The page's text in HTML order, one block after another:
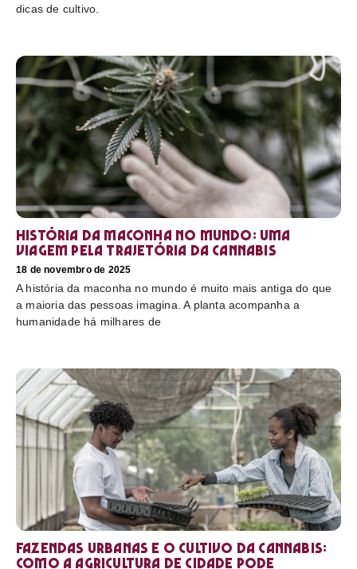
dicas de cultivo.
História da maconha no mundo: uma
viagem pela trajetória da cannabis
18 de novembro de 2025
A história da maconha no mundo é muito mais antiga do que
a maioria das pessoas imagina. A planta acompanha a
humanidade há milhares de
Fazendas urbanas e o cultivo da cannabis:
como a agricultura de cidade pode